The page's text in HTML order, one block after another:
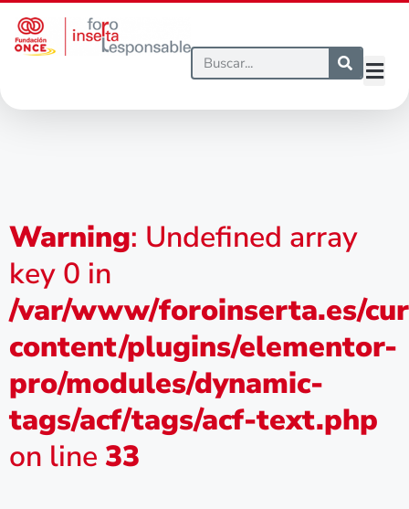
Warning: Undefined array
key 0 in
/var/www/foroinserta.es/
content/plugins/elementor-
pro/modules/dynamic-
tags/acf/tags/acf-text.php
on line 33